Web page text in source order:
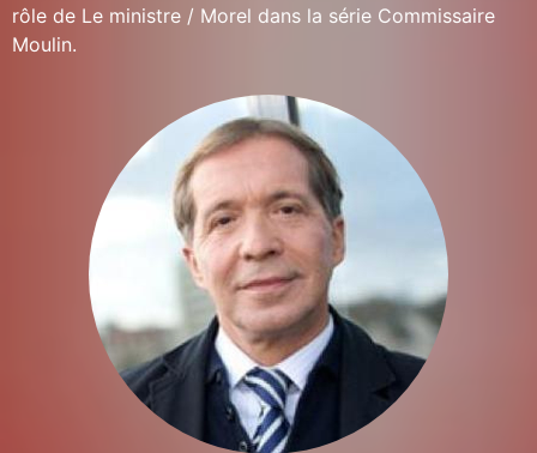
rôle de Le ministre / Morel dans la série Commissaire
Moulin.